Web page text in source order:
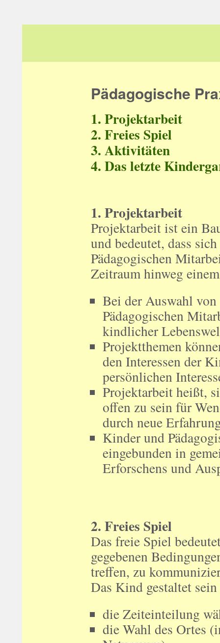
Pädagogische
1. Projektarbeit
2. Freies Spiel
3. Aktivitäten
4. Das letzte
1. Projektarbeit
Projektarbeit ist ein
und bedeutet, dass
Pädagogischen
Zeitraum hinweg
Bei der Auswahl
Pädagogischen
kindlicher
Projektthemen
den Interessen der
persönlichen
Projektarbeit heißt,
offen zu sein für
durch neue
Kinder und
eingebunden in
Erforschens und
2. Freies Spiel
Das freie Spiel
gegebenen
treffen, zu
Das Kind gestaltet
die Zeiteinteilung
die Wahl des Ortes